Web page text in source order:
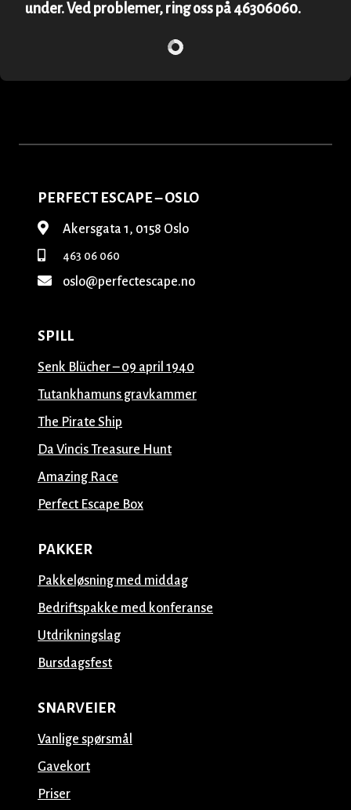
under. Ved problemer, ring oss på 46306060.
PERFECT ESCAPE – OSLO
Akersgata 1, 0158 Oslo
463 06 060
oslo@perfectescape.no
SPILL
Senk Blücher – 09 april 1940
Tutankhamuns gravkammer
The Pirate Ship
Da Vincis Treasure Hunt
Amazing Race
Perfect Escape Box
PAKKER
Pakkeløsning med middag
Bedriftspakke med konferanse
Utdrikningslag
Bursdagsfest
SNARVEIER
Vanlige spørsmål
Gavekort
Priser